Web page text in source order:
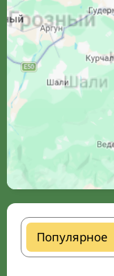
Популярное